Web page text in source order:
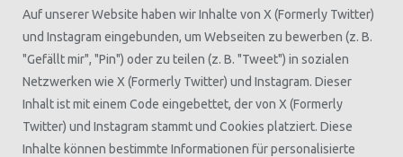
Auf unserer Website haben wir Inhalte von X (Formerly Twitter)
und Instagram eingebunden, um Webseiten zu bewerben (z. B.
"Gefällt mir", "Pin") oder zu teilen (z. B. "Tweet") in sozialen
Netzwerken wie X (Formerly Twitter) und Instagram. Dieser
Inhalt ist mit einem Code eingebettet, der von X (Formerly
Twitter) und Instagram stammt und Cookies platziert. Diese
Inhalte können bestimmte Informationen für personalisierte